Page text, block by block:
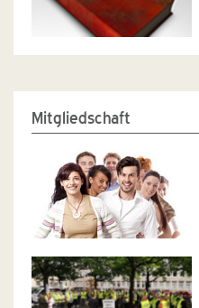
Mitgliedschaft